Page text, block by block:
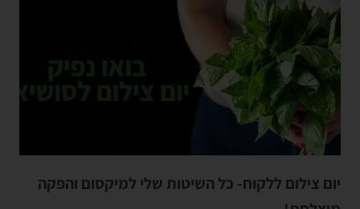
יום צילום ללקוח- כל השיטות שלי למיקסום והפקה